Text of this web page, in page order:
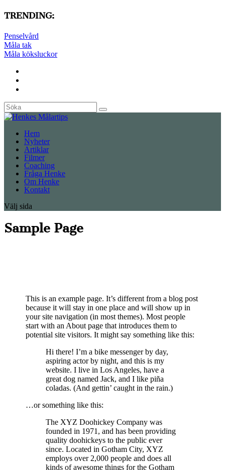
TRENDING:
Penselvård
Måla tak
Måla köksluckor
Hem
Nyheter
Artiklar
Filmer
Coaching
Fråga Henke
Om Henke
Kontakt
Välj sida
Sample Page
This is an example page. It’s different from a blog post
because it will stay in one place and will show up in
your site navigation (in most themes). Most people
start with an About page that introduces them to
potential site visitors. It might say something like this:
Hi there! I’m a bike messenger by day,
aspiring actor by night, and this is my
website. I live in Los Angeles, have a
great dog named Jack, and I like piña
coladas. (And gettin’ caught in the rain.)
…or something like this:
The XYZ Doohickey Company was
founded in 1971, and has been providing
quality doohickeys to the public ever
since. Located in Gotham City, XYZ
employs over 2,000 people and does all
kinds of awesome things for the Gotham